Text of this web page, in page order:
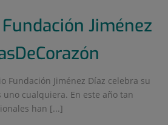
Jiménez
Fundación Jiménez Díaz celebra su
uno cualquiera. En este año tan
han [...]